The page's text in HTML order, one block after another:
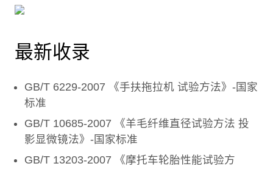
最新收录
GB/T 6229-2007 《手扶拖拉机 试验方法》-国家
标准
GB/T 10685-2007 《羊毛纤维直径试验方法 投
影显微镜法》-国家标准
GB/T 13203-2007 《摩托车轮胎性能试验方